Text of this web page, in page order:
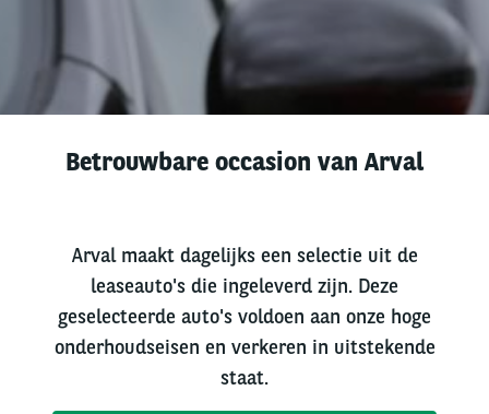
Betrouwbare occasion van Arval
Arval maakt dagelijks een selectie uit de
leaseauto's die ingeleverd zijn. Deze
geselecteerde auto's voldoen aan onze hoge
onderhoudseisen en verkeren in uitstekende
staat.
Klantenservice